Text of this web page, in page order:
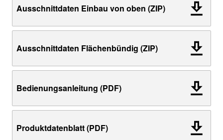
Ausschnittdaten Einbau von oben (ZIP)
Ausschnittdaten Flächenbündig (ZIP)
Bedienungsanleitung (PDF)
Produktdatenblatt (PDF)